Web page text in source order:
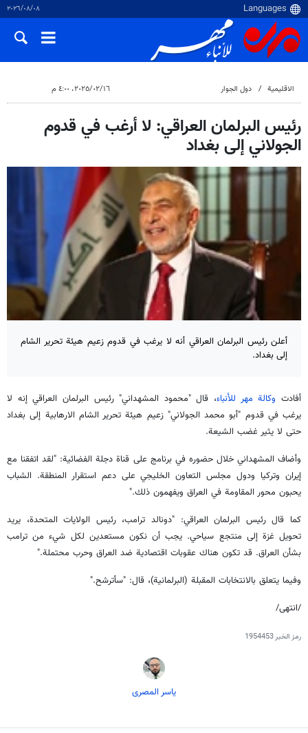
٠٨‏/٠٨‏/٢٠٢٦
الاقلیمیة دول الجوار ١٦‏/٠٢‏/٢٠٢٥، ٤:٠٠ م
رئيس البرلمان العراقي: لا أرغب في قدوم
الجولاني إلى بغداد
أعلن رئيس البرلمان العراقي أنه لا يرغب في قدوم زعيم هيئة تحرير الشام
إلى بغداد.
أفادت وكالة مهر للأنباء، قال "محمود المشهداني" رئيس البرلمان العراقي إنه لا
يرغب في قدوم "أبو محمد الجولاني" زعيم هيئة تحرير الشام الارهابية إلى بغداد
حتى لا يثير غضب الشيعة.
وأضاف المشهداني خلال حضوره في برنامج على قناة دجلة الفضائية: "لقد اتفقنا مع
إيران وتركيا ودول مجلس التعاون الخليجي على دعم استقرار المنطقة. الشباب
يحبون محور المقاومة في العراق ويفهمون ذلك."
كما قال رئيس البرلمان العراقي: "دونالد ترامب، رئيس الولايات المتحدة، يريد
تحويل غزة إلى منتجع سياحي. يجب أن نكون مستعدين لكل شيء من ترامب
بشأن العراق. قد تكون هناك عقوبات اقتصادية ضد العراق وحرب محتملة."
وفيما يتعلق بالانتخابات المقبلة (البرلمانية)، قال: "سأترشح."
/انتهى/
رمز الخبر1954453
یاسر المصری